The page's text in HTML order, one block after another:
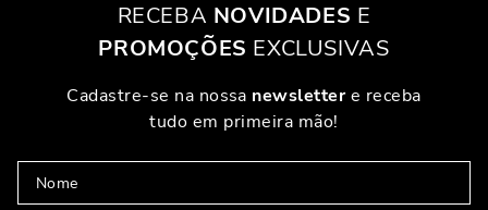
RECEBA NOVIDADES E
PROMOÇÕES EXCLUSIVAS
Cadastre-se na nossa newslettere receba
tudo em primeira mão!